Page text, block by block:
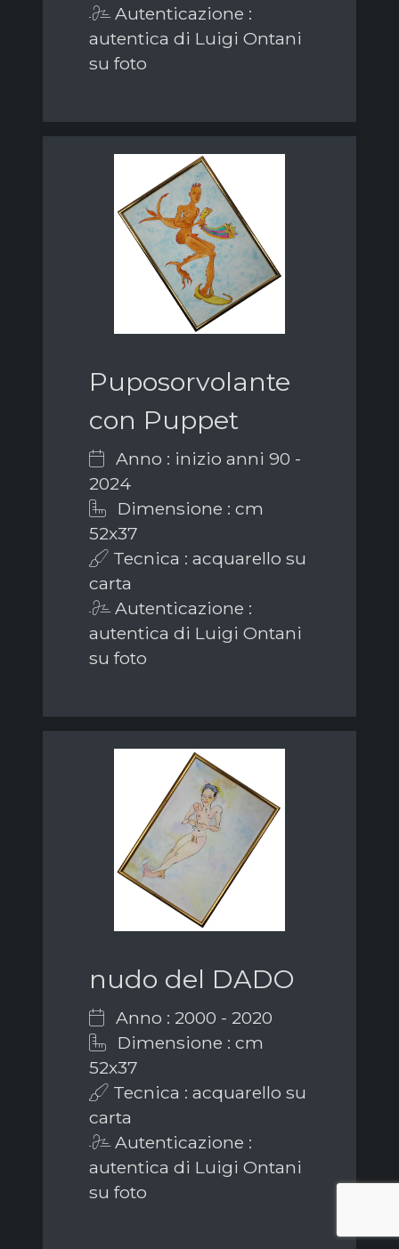
Autenticazione :
autentica di Luigi Ontani
su foto
Puposorvolante
con Puppet
Anno : inizio anni 90 -
2024
Dimensione : cm
52x37
Tecnica : acquarello su
carta
Autenticazione :
autentica di Luigi Ontani
su foto
nudo del DADO
Anno : 2000 - 2020
Dimensione : cm
52x37
Tecnica : acquarello su
carta
Autenticazione :
autentica di Luigi Ontani
su foto